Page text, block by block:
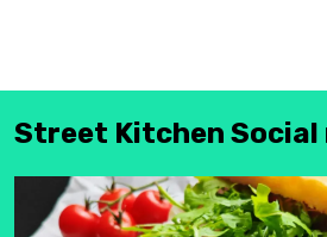
Street Kitchen